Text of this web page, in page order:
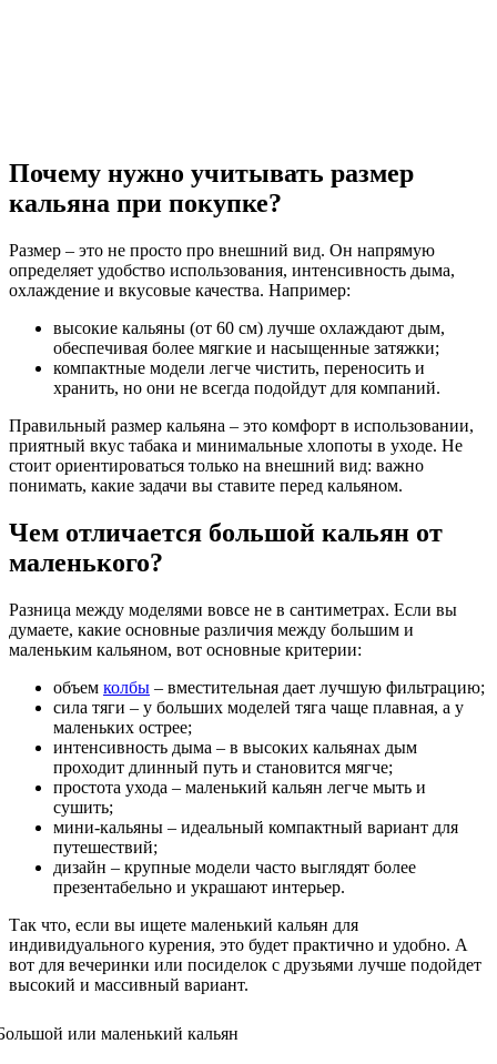
Почему нужно учитывать размер
кальяна при покупке?
Размер – это не просто про внешний вид. Он напрямую
определяет удобство использования, интенсивность дыма,
охлаждение и вкусовые качества. Например:
высокие кальяны (от 60 см) лучше охлаждают дым,
обеспечивая более мягкие и насыщенные затяжки;
компактные модели легче чистить, переносить и
хранить, но они не всегда подойдут для компаний.
Правильный размер кальяна – это комфорт в использовании,
приятный вкус табака и минимальные хлопоты в уходе. Не
стоит ориентироваться только на внешний вид: важно
понимать, какие задачи вы ставите перед кальяном.
Чем отличается большой кальян от
маленького?
Разница между моделями вовсе не в сантиметрах. Если вы
думаете, какие основные различия между большим и
маленьким кальяном, вот основные критерии:
объем колбы – вместительная дает лучшую фильтрацию;
сила тяги – у больших моделей тяга чаще плавная, а у
маленьких острее;
интенсивность дыма – в высоких кальянах дым
проходит длинный путь и становится мягче;
простота ухода – маленький кальян легче мыть и
сушить;
мини-кальяны – идеальный компактный вариант для
путешествий;
дизайн – крупные модели часто выглядят более
презентабельно и украшают интерьер.
Так что, если вы ищете маленький кальян для
индивидуального курения, это будет практично и удобно. А
вот для вечеринки или посиделок с друзьями лучше подойдет
высокий и массивный вариант.